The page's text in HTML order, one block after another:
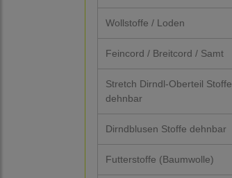
Wollstoffe / Loden
Feincord / Breitcord / Samt
Stretch Dirndl-Oberteil Stoffe
dehnbar
Dirndblusen Stoffe dehnbar
Futterstoffe (Baumwolle)